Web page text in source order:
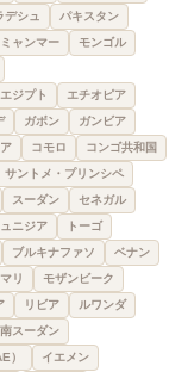
デシュ
パキスタン
ミャンマー
モンゴル
エジプト
エチオピア
ガボン
ガンビア
コモロ
コンゴ共和国
サントメ・プリンシペ
スーダン
セネガル
ニジア
トーゴ
ブルキナファソ
ベナン
マリ
モザンビーク
リビア
ルワンダ
南スーダン
）
イエメン